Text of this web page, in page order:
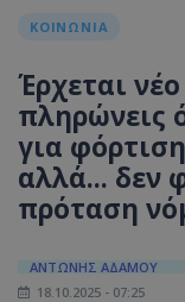
ΚΟΙΝΩΝΙΑ
Έρχεται
πληρώνεις
για
αλλά... δεν
πρόταση
ΑΝΤΩΝΗΣ ΑΔΑΜΟΥ
18.10.2025 - 07:25